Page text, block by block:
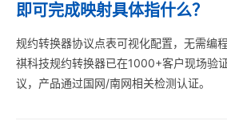
即可完成映射具体指什么？
规约转换器协议点表可视化配置，无需编
祺科技规约转换器已在1000+客户现场验
议，产品通过国网/南网相关检测认证。